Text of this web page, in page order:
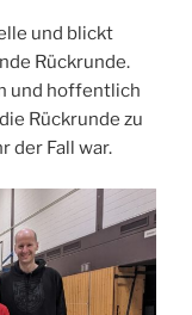
und blickt
Rückrunde.
und hoffentlich
Rückrunde zu
der Fall war.